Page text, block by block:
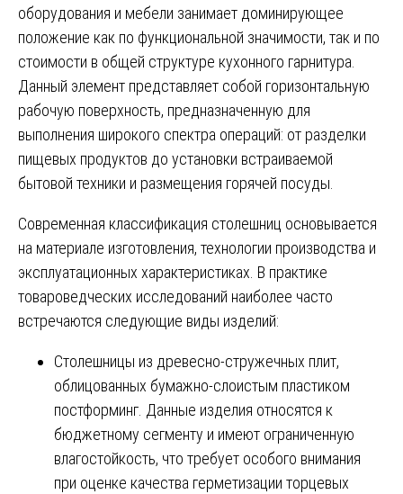
оборудования и мебели занимает доминирующее
положение как по функциональной значимости, так и по
стоимости в общей структуре кухонного гарнитура.
Данный элемент представляет собой горизонтальную
рабочую поверхность, предназначенную для
выполнения широкого спектра операций: от разделки
пищевых продуктов до установки встраиваемой
бытовой техники и размещения горячей посуды.
Современная классификация столешниц основывается
на материале изготовления, технологии производства и
эксплуатационных характеристиках. В практике
товароведческих исследований наиболее часто
встречаются следующие виды изделий:
Столешницы из древесно-стружечных плит,
облицованных бумажно-слоистым пластиком
постформинг. Данные изделия относятся к
бюджетному сегменту и имеют ограниченную
влагостойкость, что требует особого внимания
при оценке качества герметизации торцевых